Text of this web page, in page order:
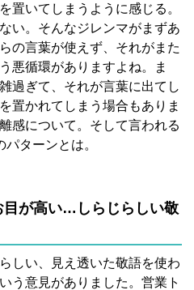
置いてしまうように感じる。
い。そんなジレンマがまずあ
の言葉が使えず、それがまた
悪循環がありますよね。ま
過ぎて、それが言葉に出てし
置かれてしまう場合もありま
感について。そして言われる
ターンとは。
が高い…しらじらしい敬
しい、見え透いた敬語を使わ
う意見がありました。営業ト